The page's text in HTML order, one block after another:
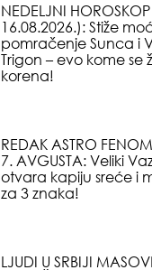
REDAK ASTRO
7. AVGUSTA: Veliki
otvara kapiju sreće i
za 3 znaka!
OVO ČUDO OD 200
peškirom i ledom koji
na +35 za 10 minuta
LOVOROVIM